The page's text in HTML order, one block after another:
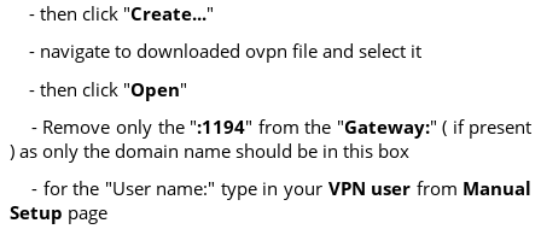
- then click "Create..."
- navigate to downloaded ovpn file and select it
- then click "Open"
- Remove only the ":1194" from the "Gateway:" ( if present
) as only the domain name should be in this box
- for the "User name:" type in your VPN user from Manual
Setup page